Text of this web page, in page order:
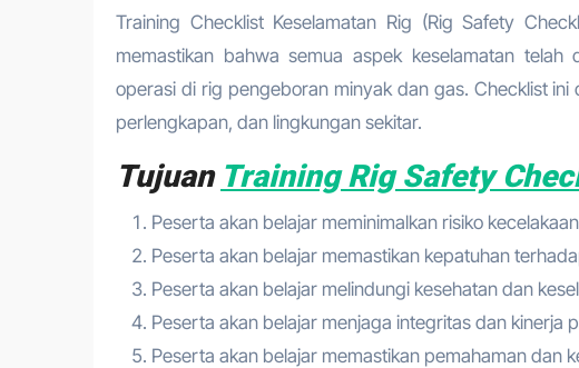
Training Checklist Keselamatan Rig (Rig Safety
memastikan bahwa semua aspek keselamatan
operasi di rig pengeboran minyak dan gas. Checklist
perlengkapan, dan lingkungan sekitar.
Tujuan Training Rig Safety
Peserta akan belajar meminimalkan risiko
Peserta akan belajar memastikan kepatuhan
Peserta akan belajar melindungi kesehatan dan
Peserta akan belajar menjaga integritas dan kinerja
Peserta akan belajar memastikan pemahaman dan